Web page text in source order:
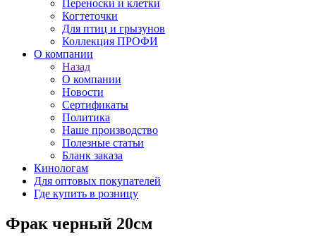
Переноски и клетки
Когтеточки
Для птиц и грызунов
Коллекция ПРОФИ
О компании
Назад
О компании
Новости
Сертификаты
Политика
Наше производство
Полезные статьи
Бланк заказа
Кинологам
Для оптовых покупателей
Где купить в розницу
Фрак черный 20см